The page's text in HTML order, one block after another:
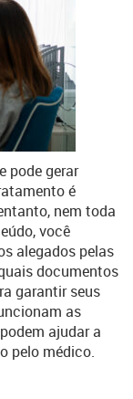
pode gerar
é
nem toda
você
alegados pelas
documentos
garantir seus
as
ajudar a
pelo médico.